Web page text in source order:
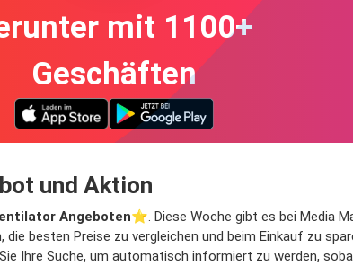
mit 1100+
Geschäften
und Aktion
Angeboten⭐️. Diese Woche gibt es bei Media
besten Preise zu vergleichen und beim Einkauf zu
Ihre Suche, um automatisch informiert zu werden,